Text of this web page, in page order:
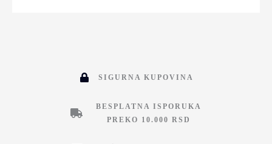
SIGURNA KUPOVINA
BESPLATNA ISPORUKA
PREKO 10.000 RSD